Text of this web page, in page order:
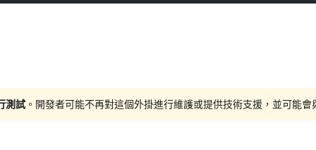
測試 。開發者可能不再對這個外掛進行維護或提供技術支援，並可能